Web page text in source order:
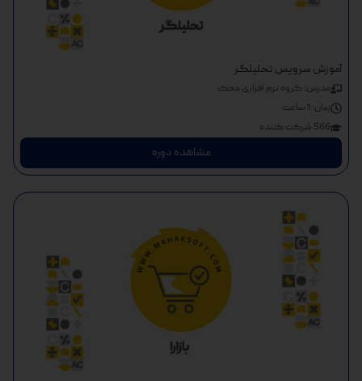
آموزش سرویس تحلیلگر
مدرس: گروه نرم افزاری محک
زمان: 1 ساعت
566 شرکت کننده
مشاهده دوره